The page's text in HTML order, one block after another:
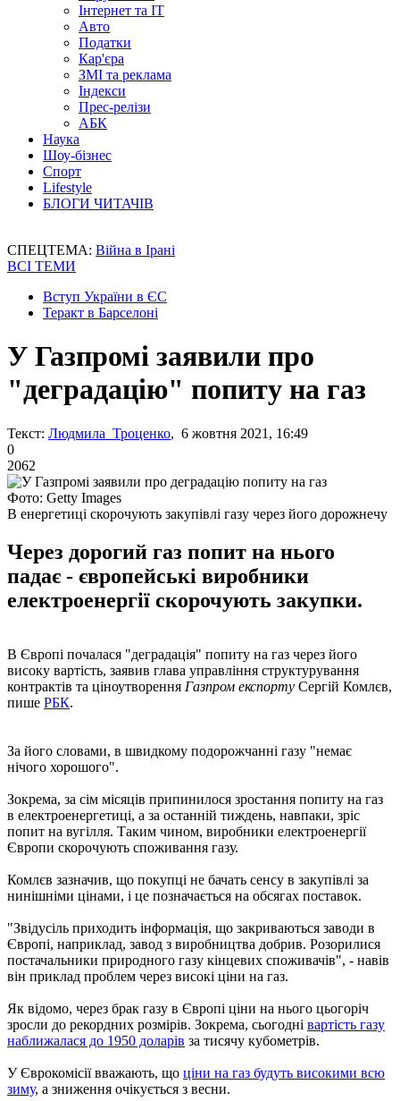
Інтернет та IT
Авто
Податки
Кар'єра
ЗМІ та реклама
Індекси
Прес-релізи
АБК
Наука
Шоу-бізнес
Спорт
Lifestyle
БЛОГИ ЧИТАЧІВ
СПЕЦТЕМА: Війна в Ірані
ВСІ ТЕМИ
Вступ України в ЄС
Теракт в Барселоні
У Газпромі заявили про
"деградацію" попиту на газ
Текст: Людмила Троценко, 6 жовтня 2021, 16:49
0
2062
Фото: Getty Images
В енергетиці скорочують закупівлі газу через його дорожнечу
Через дорогий газ попит на нього
падає - європейські виробники
електроенергії скорочують закупки.
В Європі почалася "деградація" попиту на газ через його
високу вартість, заявив глава управління структурування
контрактів та ціноутворення Газпром експорту Сергій Комлєв,
пише РБК.
За його словами, в швидкому подорожчанні газу "немає
нічого хорошого".
Зокрема, за сім місяців припинилося зростання попиту на газ
в електроенергетиці, а за останній тиждень, навпаки, зріс
попит на вугілля. Таким чином, виробники електроенергії
Європи скорочують споживання газу.
Комлєв зазначив, що покупці не бачать сенсу в закупівлі за
нинішніми цінами, і це позначається на обсягах поставок.
"Звідусіль приходить інформація, що закриваються заводи в
Європі, наприклад, завод з виробництва добрив. Розорилися
постачальники природного газу кінцевих споживачів", - навів
він приклад проблем через високі ціни на газ.
Як відомо, через брак газу в Європі ціни на нього цьогоріч
зросли до рекордних розмірів. Зокрема, сьогодні вартість газу
наближалася до 1950 доларів за тисячу кубометрів.
У Єврокомісії вважають, що ціни на газ будуть високими всю
зиму, а зниження очікується з весни.